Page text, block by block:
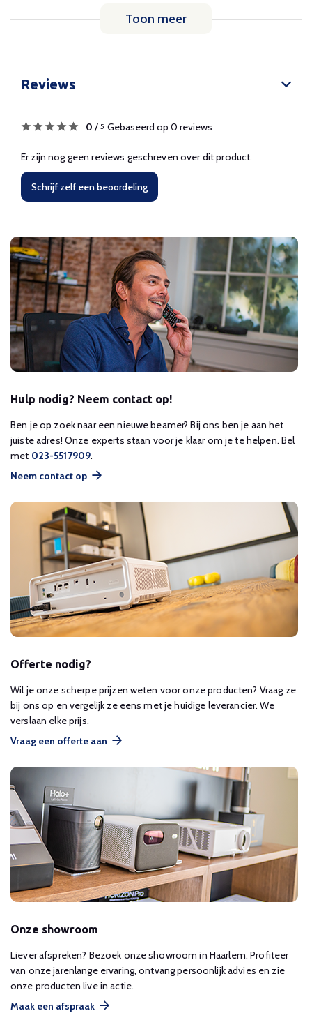
Toon meer
Reviews
0 / 5 Gebaseerd op 0 reviews
Er zijn nog geen reviews geschreven over dit product.
Schrijf zelf een beoordeling
Hulp nodig? Neem contact op!
Ben je op zoek naar een nieuwe beamer? Bij ons ben je aan het
juiste adres! Onze experts staan voor je klaar om je te helpen. Bel
met 023-5517909.
Neem contact op
Offerte nodig?
Wil je onze scherpe prijzen weten voor onze producten? Vraag ze
bij ons op en vergelijk ze eens met je huidige leverancier. We
verslaan elke prijs.
Vraag een offerte aan
Onze showroom
Liever afspreken? Bezoek onze showroom in Haarlem. Profiteer
van onze jarenlange ervaring, ontvang persoonlijk advies en zie
onze producten live in actie.
Maak een afspraak